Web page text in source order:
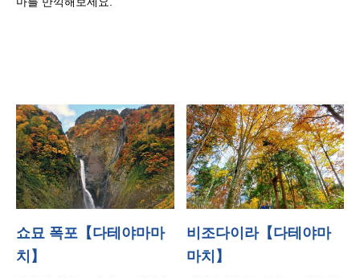
쇼묘 폭포【다테야마마
치】
비조다이라【다테야마
마치】